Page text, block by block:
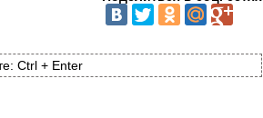
Ctrl + Enter